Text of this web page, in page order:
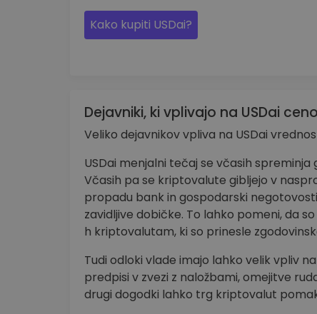
Kako kupiti USDai?
Dejavniki, ki vplivajo na USDai ceno
Veliko dejavnikov vpliva na USDai
USDai menjalni tečaj se včasih
Včasih pa se kriptovalute gibljejo v
propadu bank in gospodarski
zavidljive dobičke. To lahko pomeni, da
h kriptovalutam, ki so prinesle
Tudi odloki vlade imajo lahko velik vpliv
predpisi v zvezi z naložbami, omejitve
drugi dogodki lahko trg kriptovalut